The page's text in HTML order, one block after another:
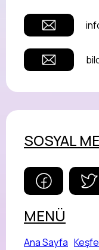
SOSYAL
MENÜ
Ana Sayfa